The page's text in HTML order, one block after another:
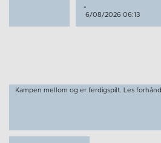
-
6/08/2026 06:13
Kampen mellom og er ferdigspilt. Les